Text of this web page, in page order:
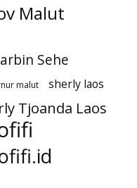
Malut
Sehe
malut sherly laos
Tjoanda Laos